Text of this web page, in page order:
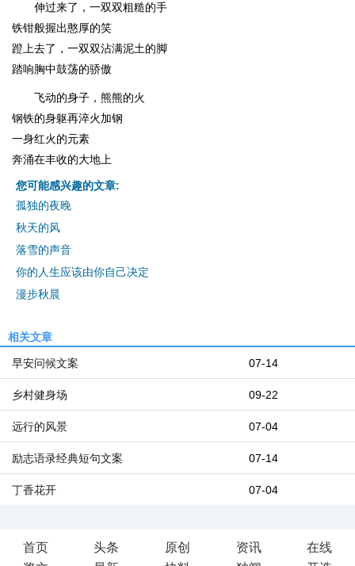
伸过来了，一双双粗糙的手
铁钳般握出憨厚的笑
蹬上去了，一双双沾满泥土的脚
踏响胸中鼓荡的骄傲
飞动的身子，熊熊的火
钢铁的身躯再淬火加钢
一身红火的元素
奔涌在丰收的大地上
您可能感兴趣的文章:
孤独的夜晚
秋天的风
落雪的声音
你的人生应该由你自己决定
漫步秋晨
相关文章
07-14
早安问候文案
09-22
乡村健身场
07-04
远行的风景
07-14
励志语录经典短句文案
07-04
丁香花开
首页 头条 原创 资讯
在线